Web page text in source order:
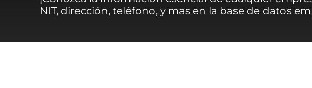
NIT, dirección, teléfono, y mas en la base de datos